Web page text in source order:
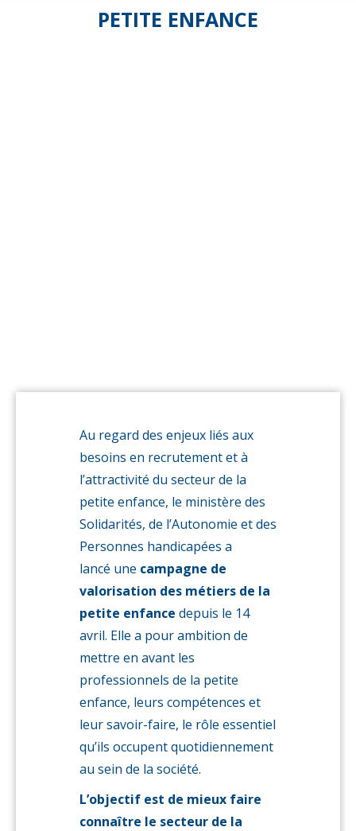
PETITE ENFANCE
petite
enfance
Au regard des enjeux liés aux
besoins en recrutement et à
l’attractivité du secteur de la
petite enfance, le ministère des
Solidarités, de l’Autonomie et des
Personnes handicapées a
lancé une campagne de
valorisation des métiers de la
petite enfance depuis le 14
avril. Elle a pour ambition de
mettre en avant les
professionnels de la petite
enfance, leurs compétences et
leur savoir-faire, le rôle essentiel
qu’ils occupent quotidiennement
au sein de la société.
L’objectif est de mieux faire
connaître le secteur de la